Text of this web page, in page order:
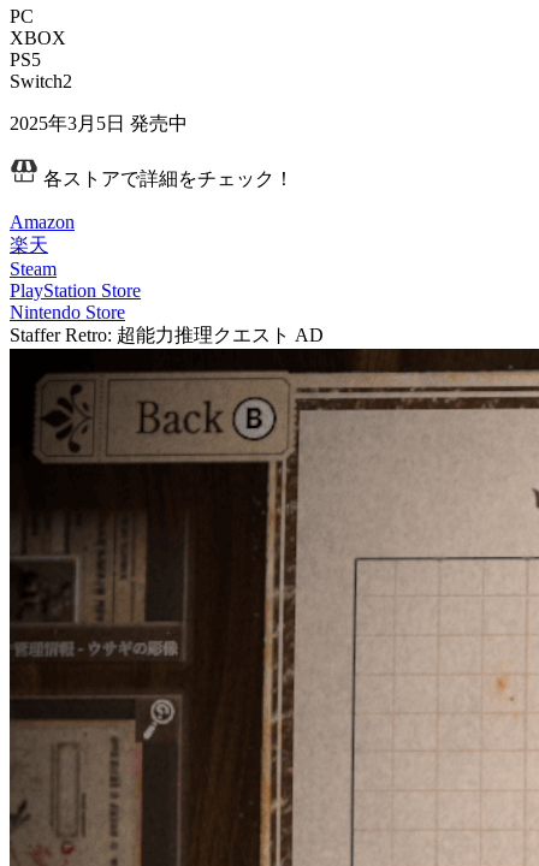
PC
XBOX
PS5
Switch2
2025年3月5日 発売中
各ストアで詳細をチェック！
Amazon
楽天
Steam
PlayStation Store
Nintendo Store
Staffer Retro: 超能力推理クエスト AD